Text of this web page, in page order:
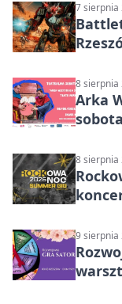
7 sierpnia
8 sierpnia
Arka
sobota
8 sierpnia
9 sierpnia